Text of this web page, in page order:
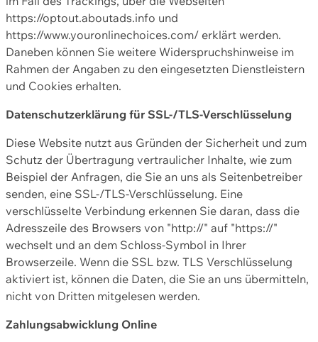
https://optout.aboutads.info und
https://www.youronlinechoices.com/ erklärt werden.
Daneben können Sie weitere Widerspruchshinweise im
Rahmen der Angaben zu den eingesetzten Dienstleistern
und Cookies erhalten.
Datenschutzerklärung für SSL-/TLS-Verschlüsselung
Diese Website nutzt aus Gründen der Sicherheit und zum
Schutz der Übertragung vertraulicher Inhalte, wie zum
Beispiel der Anfragen, die Sie an uns als Seitenbetreiber
senden, eine SSL-/TLS-Verschlüsselung. Eine
verschlüsselte Verbindung erkennen Sie daran, dass die
Adresszeile des Browsers von "http://" auf "https://"
wechselt und an dem Schloss-Symbol in Ihrer
Browserzeile. Wenn die SSL bzw. TLS Verschlüsselung
aktiviert ist, können die Daten, die Sie an uns übermitteln,
nicht von Dritten mitgelesen werden.
Zahlungsabwicklung Online